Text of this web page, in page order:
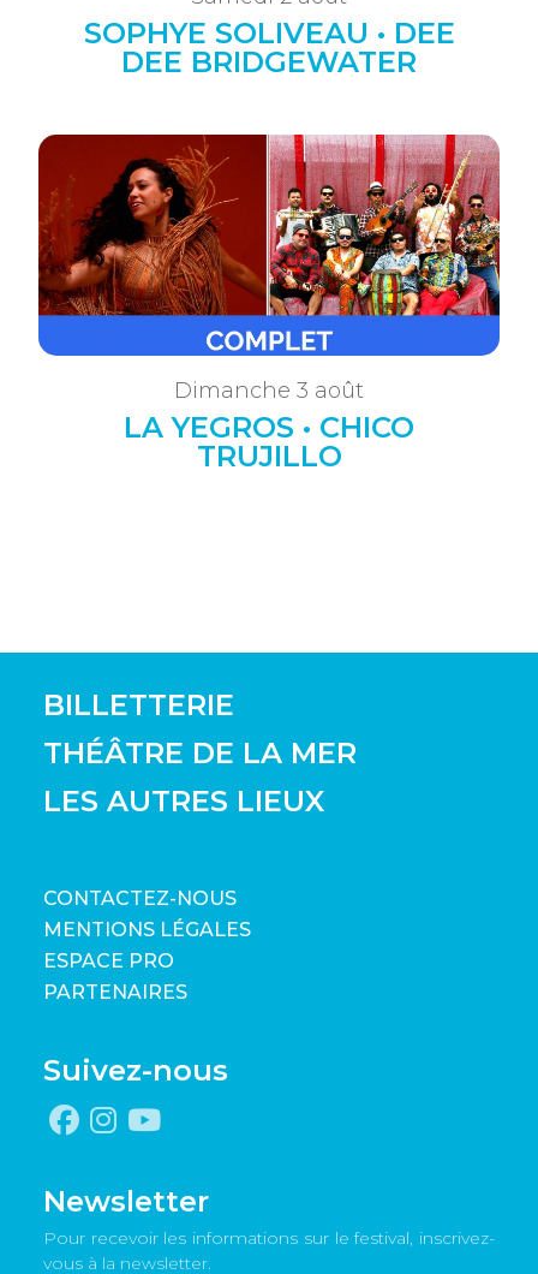
SOPHYE SOLIVEAU • DEE
DEE BRIDGEWATER
Dimanche 3 août
LA YEGROS • CHICO
TRUJILLO
BILLETTERIE
THÉÂTRE DE LA MER
LES AUTRES LIEUX
CONTACTEZ-NOUS
MENTIONS LÉGALES
ESPACE PRO
PARTENAIRES
Suivez-nous
Newsletter
Pour recevoir les informations sur le festival, inscrivez-
vous à la newsletter.